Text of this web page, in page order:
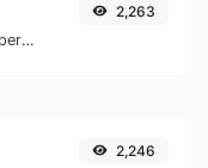
Genera un hash SHA-224 per qualsiasi input di stringa.
2,263
2,246